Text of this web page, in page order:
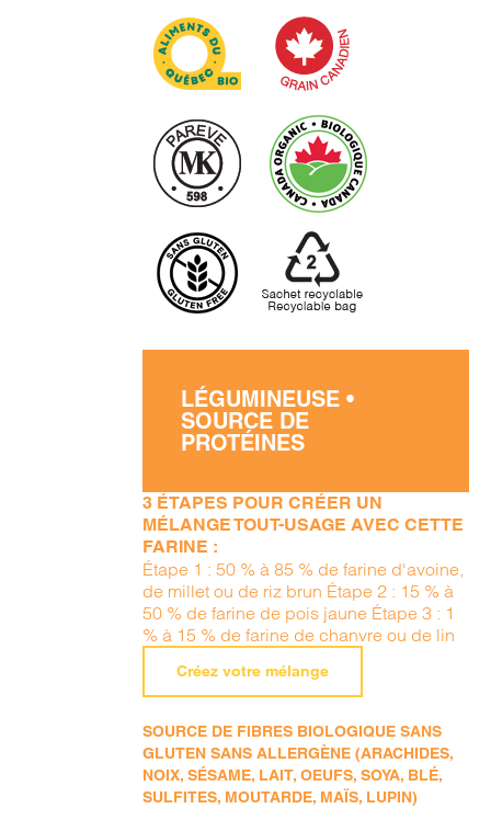
LÉGUMINEUSE •
SOURCE DE
PROTÉINES
3 ÉTAPES POUR CRÉER UN
MÉLANGE TOUT-USAGE AVEC CETTE
FARINE :
Étape 1 : 50 % à 85 % de farine d'avoine,
de millet ou de riz brun Étape 2 : 15 % à
50 % de farine de pois jaune Étape 3 : 1
% à 15 % de farine de chanvre ou de lin
Créez votre mélange
SOURCE DE FIBRES BIOLOGIQUE SANS
GLUTEN SANS ALLERGÈNE (ARACHIDES,
NOIX, SÉSAME, LAIT, OEUFS, SOYA, BLÉ,
SULFITES, MOUTARDE, MAÏS, LUPIN)